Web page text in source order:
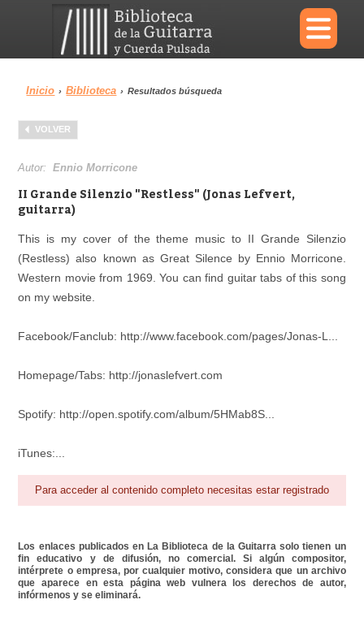
×
Menu
Biblioteca
Área personal
Inicio › Biblioteca › Resultados búsqueda
VOLVER
Autor:Ennio Morricone
II Grande Silenzio "Restless" (Jonas Lefvert,
guitarra)
This is my cover of the theme music to II Grande Silenzio
(Restless) also known as Great Silence by Ennio Morricone.
Western movie from 1969. You can find guitar tabs of this song
on my website.
Facebook/Fanclub: http://www.facebook.com/pages/Jonas-L...
Homepage/Tabs: http://jonaslefvert.com
Spotify: http://open.spotify.com/album/5HMab8S...
iTunes:...
Para acceder al contenido completo necesitas estar registrado
Los enlaces publicados en La Biblioteca de la Guitarra solo tienen un
fin educativo y de difusión, no comercial. Si algún compositor,
intérprete o empresa, por cualquier motivo, considera que un archivo
que aparece en esta página web vulnera los derechos de autor,
infórmenos y se eliminará.